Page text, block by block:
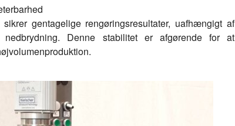
gentagelige rengøringsresultater, uafhængigt af
Denne stabilitet er afgørende for at